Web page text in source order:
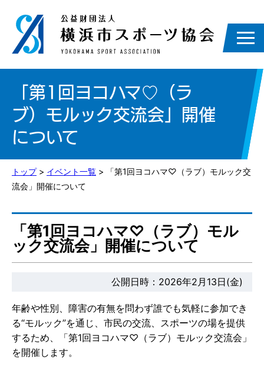
「第1回ヨコハマ♡（ラ
ブ）モルック交流会」開催
について
トップ> イベント一覧 > 「第1回ヨコハマ♡（ラブ）モルック交
流会」開催について
「第1回ヨコハマ♡（ラブ）モル
ック交流会」開催について
公開日時：2026年2月13日(金)
年齢や性別、障害の有無を問わず誰でも気軽に参加でき
る“モルック”を通じ、市民の交流、スポーツの場を提供
するため、「第1回ヨコハマ♡（ラブ）モルック交流会」
を開催します。